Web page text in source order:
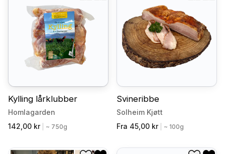
Kylling lårklubber
Homlagarden
142,00 kr
~ 750g
Legg til i ønskeliste
Fjern fra ønskeliste
Svineribbe
Solheim Kjøtt
Fra 45,00 kr
~ 100g